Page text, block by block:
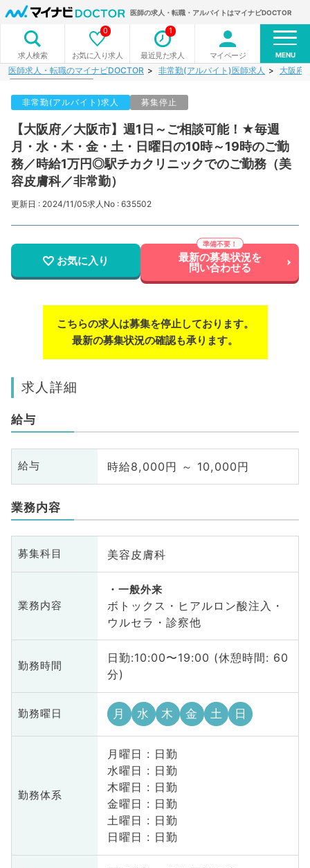
医師の求人・転職・アルバイトはマイナビDOCTOR
求人検索 お気に入り求人
0
最近見た求人
1
マイページ MENU
医師求人・転職のマイナビDOCTOR 非常勤(アルバイト)医師求人 大阪府
非常勤(アルバイト)求人 募集停止
【大阪府／大阪市】週1日～ご相談可能！★毎週
月・水・木・金・土・日曜日の10時～19時のご勤
務／時給1万円◎駅チカクリニックでのご勤務（美
容皮膚科／非常勤）
更新日 : 2024/11/05求人No : 635502
お気に入り 最新の募集状況を
問い合わせる
こちらの求人は募集を停止しております。
最新の募集状況の確認も承ります。
求人詳細
給与
給与 時給8,000円 ～ 10,000円
業務内容
募集科目 美容皮膚科
業務内容
一般外来
ボトックス・ヒアルロン酸注入・
ウルセラ・診察他
勤務時間
日勤:10:00〜19:00 (休憩時間: 60
分)
勤務曜日 月 水 木 金 土 日
勤務体系
月曜日 : 日勤
水曜日 : 日勤
木曜日 : 日勤
金曜日 : 日勤
土曜日 : 日勤
日曜日 : 日勤